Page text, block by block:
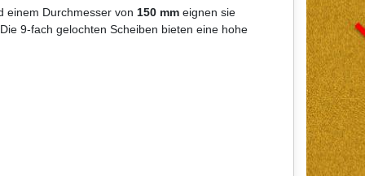
einem Durchmesser von 150 mm eignen sie
9-fach gelochten Scheiben bieten eine hohe